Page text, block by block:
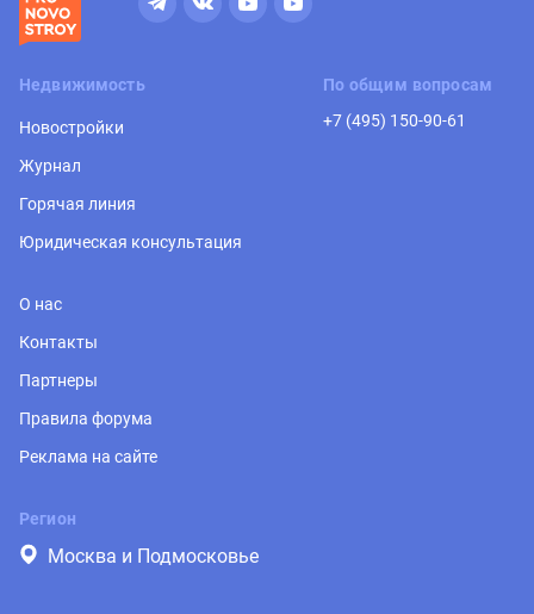
Недвижимость
Новостройки
Журнал
Горячая линия
Юридическая консультация
По общим вопросам
+7 (495) 150-90-61
О нас
Контакты
Партнеры
Правила форума
Реклама на сайте
Регион
Москва и Подмосковье